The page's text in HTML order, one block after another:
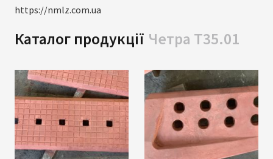
https://nmlz.com.ua
Каталог продукції Четра Т35.01